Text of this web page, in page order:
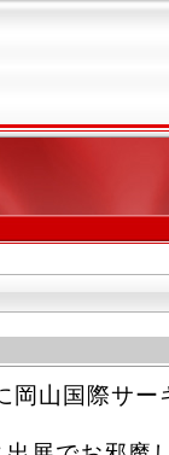
岡山国際サ